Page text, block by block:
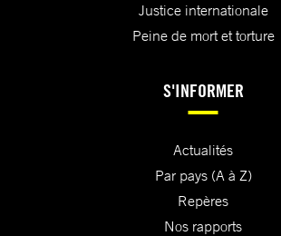
Justice internationale
Peine de mort et torture
S'INFORMER
Actualités
Par pays (A à Z)
Repères
Nos rapports